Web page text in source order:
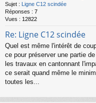
Sujet : Ligne C12 scindée
Réponses : 7
Vues : 12822
Re: Ligne C12 scindée
Quel est même l'intérêt de
ce pour préserver une partie
les travaux en cantonnant
ce serait quand même le
toutes les...